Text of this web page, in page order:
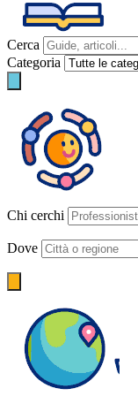
Cerca
Categoria
Chi cerchi
Dove